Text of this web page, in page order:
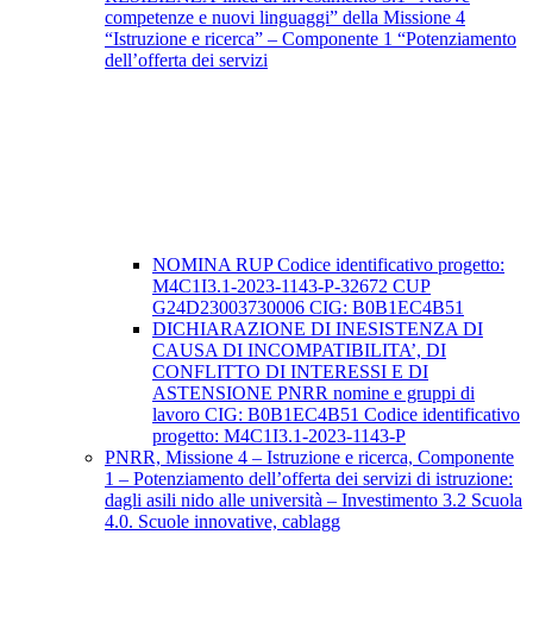
competenze e nuovi linguaggi” della Missione 4
“Istruzione e ricerca” – Componente 1 “Potenziamento
dell’offerta dei servizi
NOMINA RUP Codice identificativo progetto:
M4C1I3.1-2023-1143-P-32672 CUP
G24D23003730006 CIG: B0B1EC4B51
DICHIARAZIONE DI INESISTENZA DI
CAUSA DI INCOMPATIBILITA’, DI
CONFLITTO DI INTERESSI E DI
ASTENSIONE PNRR nomine e gruppi di
lavoro CIG: B0B1EC4B51 Codice identificativo
progetto: M4C1I3.1-2023-1143-P
PNRR, Missione 4 – Istruzione e ricerca, Componente
1 – Potenziamento dell’offerta dei servizi di istruzione:
dagli asili nido alle università – Investimento 3.2 Scuola
4.0. Scuole innovative, cablagg